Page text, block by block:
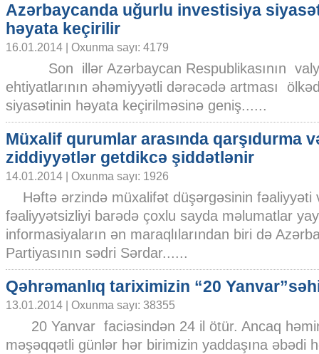
Azərbaycanda uğurlu investisiya
həyata keçirilir
16.01.2014 | Oxunma sayı: 4179
Son illər Azərbaycan Respublikasının
ehtiyatlarının əhəmiyyətli dərəcədə artması
siyasətinin həyata keçirilməsinə geniş......
Müxalif qurumlar arasında qarşıdurma
ziddiyyətlər getdikcə şiddətlənir
14.01.2014 | Oxunma sayı: 1926
Həftə ərzində müxalifət düşərgəsinin fəaliyyəti
fəaliyyətsizliyi barədə çoxlu sayda məlumatlar
informasiyaların ən maraqlılarından biri də
Partiyasının sədri Sərdar......
Qəhrəmanlıq tariximizin “20
13.01.2014 | Oxunma sayı: 38355
20 Yanvar faciəsindən 24 il ötür. Ancaq
məşəqqətli günlər hər birimizin yaddaşına əbədi